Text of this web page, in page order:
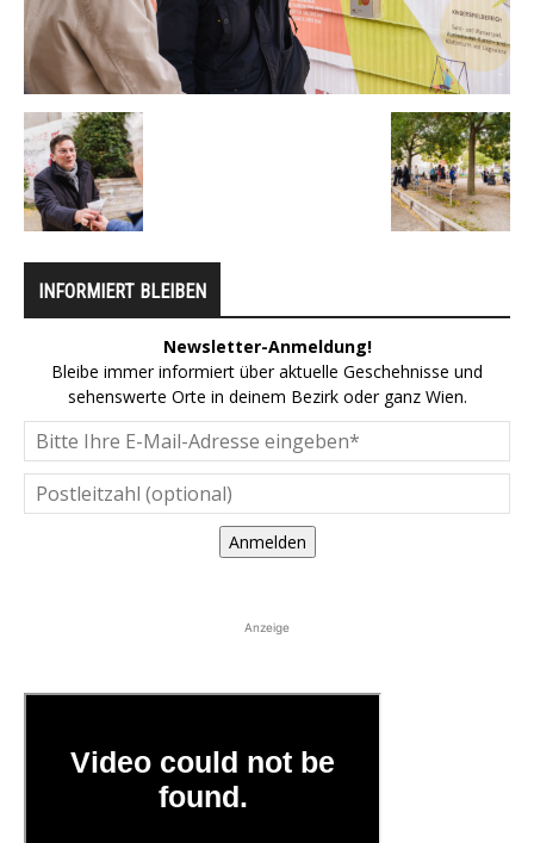
INFORMIERT BLEIBEN
Newsletter-Anmeldung!
Bleibe immer informiert über aktuelle Geschehnisse und
sehenswerte Orte in deinem Bezirk oder ganz Wien.
Anmelden
Anzeige